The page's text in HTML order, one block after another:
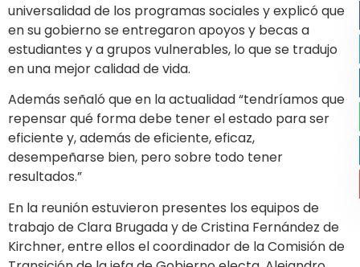
universalidad de los programas sociales y explicó que
en su gobierno se entregaron apoyos y becas a
estudiantes y a grupos vulnerables, lo que se tradujo
en una mejor calidad de vida.
Además señaló que en la actualidad “tendríamos que
repensar qué forma debe tener el estado para ser
eficiente y, además de eficiente, eficaz,
desempeñarse bien, pero sobre todo tener
resultados.”
En la reunión estuvieron presentes los equipos de
trabajo de Clara Brugada y de Cristina Fernández de
Kirchner, entre ellos el coordinador de la Comisión de